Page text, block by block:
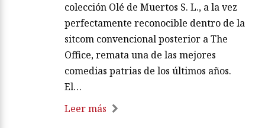
colección Olé de Muertos S. L., a la vez
perfectamente reconocible dentro de la
sitcom convencional posterior a The
Office, remata una de las mejores
comedias patrias de los últimos años.
El…
Leer más